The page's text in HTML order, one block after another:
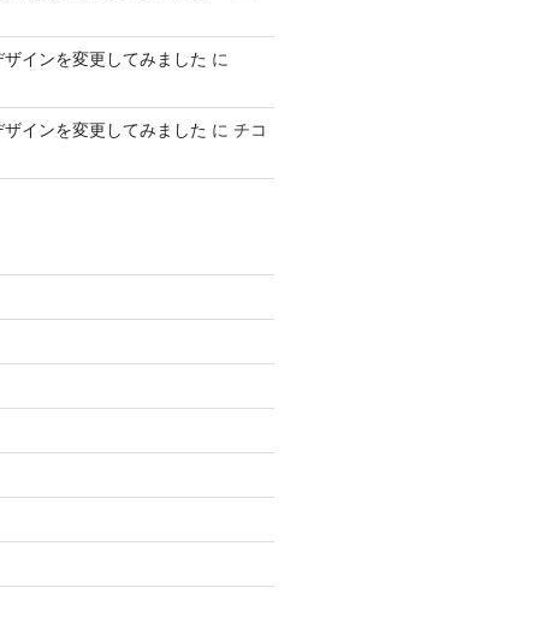
インを変更してみました に
インを変更してみました に チコ